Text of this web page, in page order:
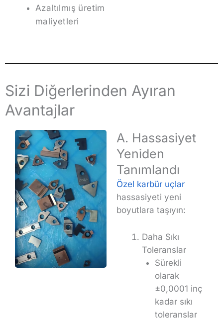
Azaltılmış üretim
maliyetleri
Sizi Diğerlerinden Ayıran
Avantajlar
A. Hassasiyet
Yeniden
Tanımlandı
Özel karbür uçlar
hassasiyeti yeni
boyutlara taşıyın:
Daha Sıkı
Toleranslar
Sürekli
olarak
±0,0001 inç
kadar sıkı
toleranslar